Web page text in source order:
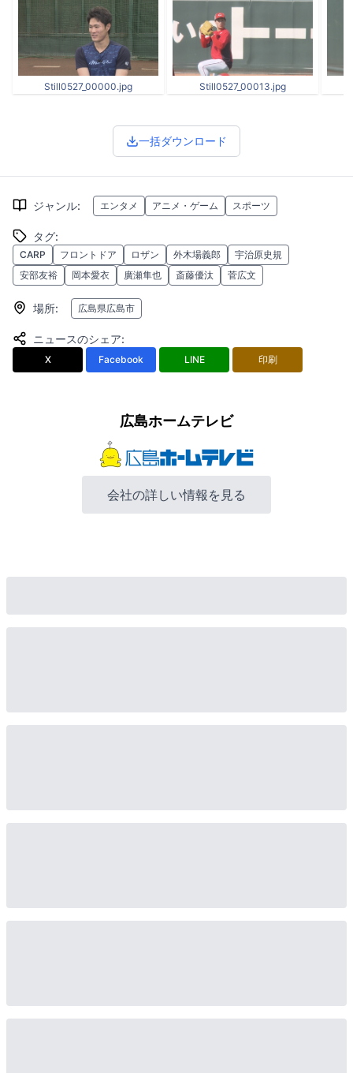
Still0527_00000.jpg Still0527_00013.jpg
一括ダウンロード
ジャンル: エンタメ アニメ・ゲーム スポーツ
タグ:
CARP フロントドア ロザン 外木場義郎
宇治原史規
安部友裕
岡本愛衣 廣瀬隼也 斎藤優汰 菅広文
場所: 広島県広島市
ニュースのシェア:
X Facebook LINE 印刷
広島ホームテレビ
会社の詳しい情報を見る